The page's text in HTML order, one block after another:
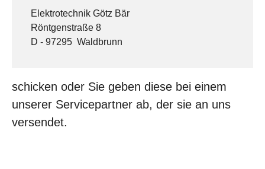
Elektrotechnik Götz Bär
Röntgenstraße 8
D - 97295 Waldbrunn
schicken oder Sie geben diese bei einem
unserer Servicepartner ab, der sie an uns
versendet.